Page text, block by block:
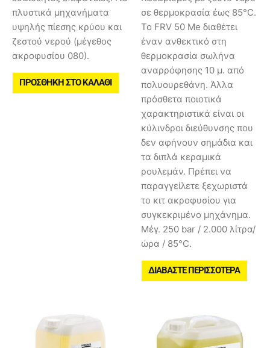
πλυστικά μηχανήματα
υψηλής πίεσης κρύου και
ζεστού νερού (μέγεθος
ακροφυσίου 080).
ΠΡΟΣΘΉΚΗ ΣΤΟ ΚΑΛΆΘΙ
σε θερμοκρασία έως 85°C.
Το FRV 50 Me διαθέτει
έναν ανθεκτικό στη
θερμοκρασία σωλήνα
αναρρόφησης 10 μ. από
πολυουρεθάνη. Άλλα
πρόσθετα ποιοτικά
χαρακτηριστικά είναι οι
κύλινδροι διεύθυνσης που
δεν αφήνουν σημάδια και
τα διπλά κεραμικά
ρουλεμάν. Πρέπει να
παραγγείλετε ξεχωριστά
το κιτ ακροφυσίου για
συγκεκριμένο μηχάνημα.
Μέγ. 250 bar / 2.000 λίτρα/
ώρα / 85°C.
ΔΙΑΒΆΣΤΕ ΠΕΡΙΣΣΌΤΕΡΑ